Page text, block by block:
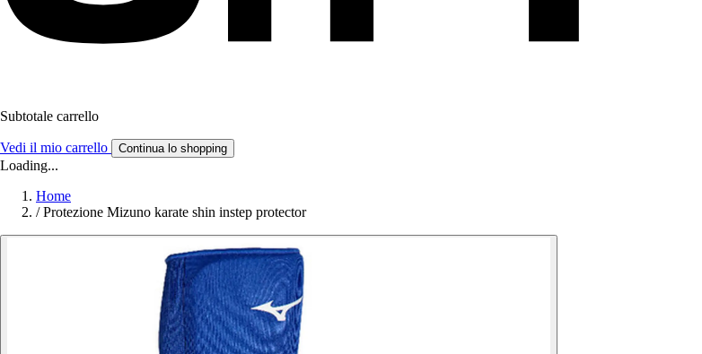
Subtotale carrello
Vedi il mio carrello Continua lo shopping
Loading...
Home
/ Protezione Mizuno karate shin instep protector